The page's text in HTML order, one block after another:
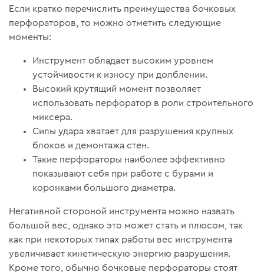
Если кратко перечислить преимущества бочковых
перфораторов, то можно отметить следующие
моменты:
Инструмент обладает высоким уровнем
устойчивости к износу при долблении.
Высокий крутящий момент позволяет
использовать перфоратор в роли строительного
миксера.
Силы удара хватает для разрушения крупных
блоков и демонтажа стен.
Такие перфораторы наиболее эффективно
показывают себя при работе с бурами и
коронками большого диаметра.
Негативной стороной инструмента можно назвать
большой вес, однако это может стать и плюсом, так
как при некоторых типах работы вес инструмента
увеличивает кинетическую энергию разрушения.
Кроме того, обычно бочковые перфораторы стоят